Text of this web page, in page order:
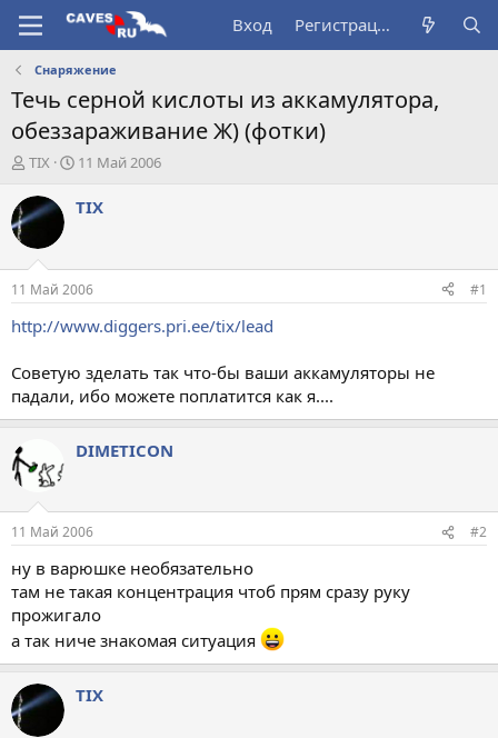
Вход Регистрация
Снаряжение
Течь серной кислоты из аккамулятора,
обеззараживание Ж) (фотки)
А
т
о
т
е
м
ы
TIX
Д
т
ч
а
л
11 Май 2006
TIX
11 Май 2006 #1
http://www.diggers.pri.ee/tix/lead
Советую зделать так что-бы ваши аккамуляторы не
падали, ибо можете поплатится как я....
DIMETICON
11 Май 2006 #2
ну в варюшке необязательно
там не такая концентрация чтоб прям сразу руку
прожигало
а так ниче знакомая ситуация
TIX